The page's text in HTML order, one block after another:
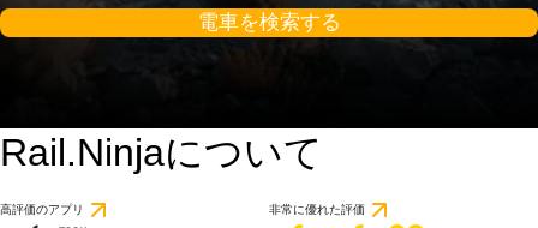
電車を検索する
Rail.Ninjaについて
高評価のアプリ 非常に優れた評価